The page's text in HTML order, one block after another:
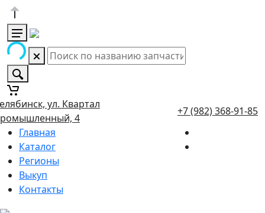
ул. Квартал
4
+7 (982) 368-91-85
Главная
Каталог
Регионы
Выкуп
Контакты